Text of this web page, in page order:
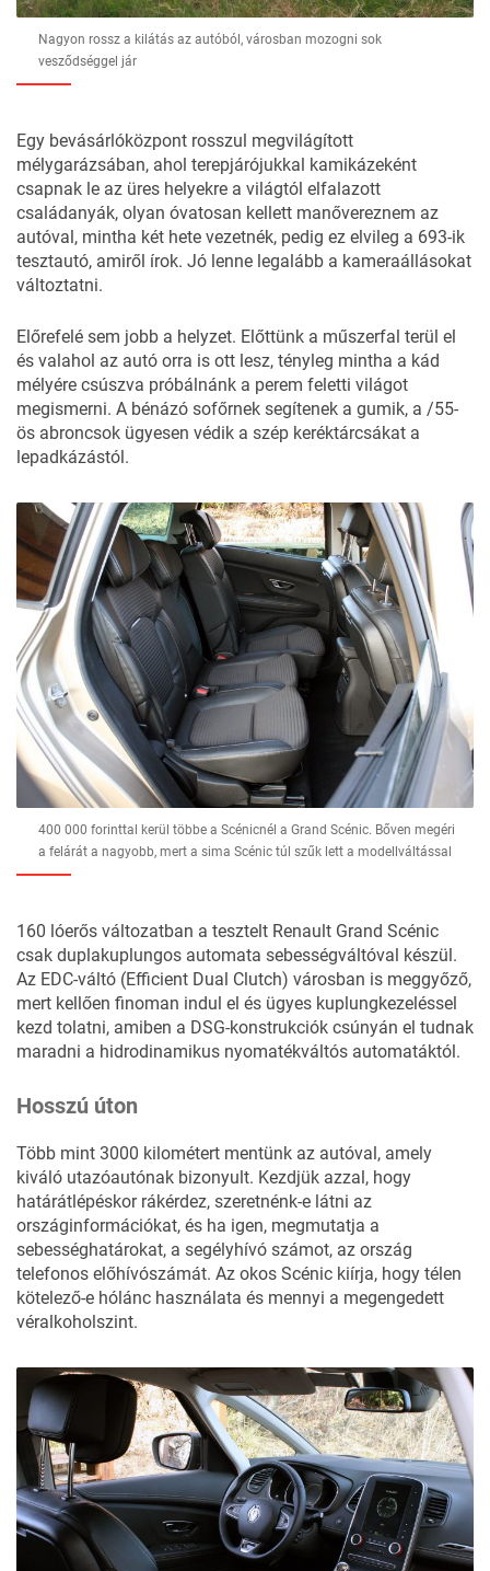
Nagyon rossz a kilátás az autóból, városban mozogni sok
vesződséggel jár
Egy bevásárlóközpont rosszul megvilágított
mélygarázsában, ahol terepjárójukkal kamikázeként
csapnak le az üres helyekre a világtól elfalazott
családanyák, olyan óvatosan kellett manővereznem az
autóval, mintha két hete vezetnék, pedig ez elvileg a 693-ik
tesztautó, amiről írok. Jó lenne legalább a kameraállásokat
változtatni.
Előrefelé sem jobb a helyzet. Előttünk a műszerfal terül el
és valahol az autó orra is ott lesz, tényleg mintha a kád
mélyére csúszva próbálnánk a perem feletti világot
megismerni. A bénázó sofőrnek segítenek a gumik, a /55-
ös abroncsok ügyesen védik a szép keréktárcsákat a
lepadkázástól.
400 000 forinttal kerül többe a Scénicnél a Grand Scénic. Bőven megéri
a felárát a nagyobb, mert a sima Scénic túl szűk lett a modellváltással
160 lóerős változatban a tesztelt Renault Grand Scénic
csak duplakuplungos automata sebességváltóval készül.
Az EDC-váltó (Efficient Dual Clutch) városban is meggyőző,
mert kellően finoman indul el és ügyes kuplungkezeléssel
kezd tolatni, amiben a DSG-konstrukciók csúnyán el tudnak
maradni a hidrodinamikus nyomatékváltós automatáktól.
Hosszú úton
Több mint 3000 kilométert mentünk az autóval, amely
kiváló utazóautónak bizonyult. Kezdjük azzal, hogy
határátlépéskor rákérdez, szeretnénk-e látni az
országinformációkat, és ha igen, megmutatja a
sebességhatárokat, a segélyhívó számot, az ország
telefonos előhívószámát. Az okos Scénic kiírja, hogy télen
kötelező-e hólánc használata és mennyi a megengedett
véralkoholszint.